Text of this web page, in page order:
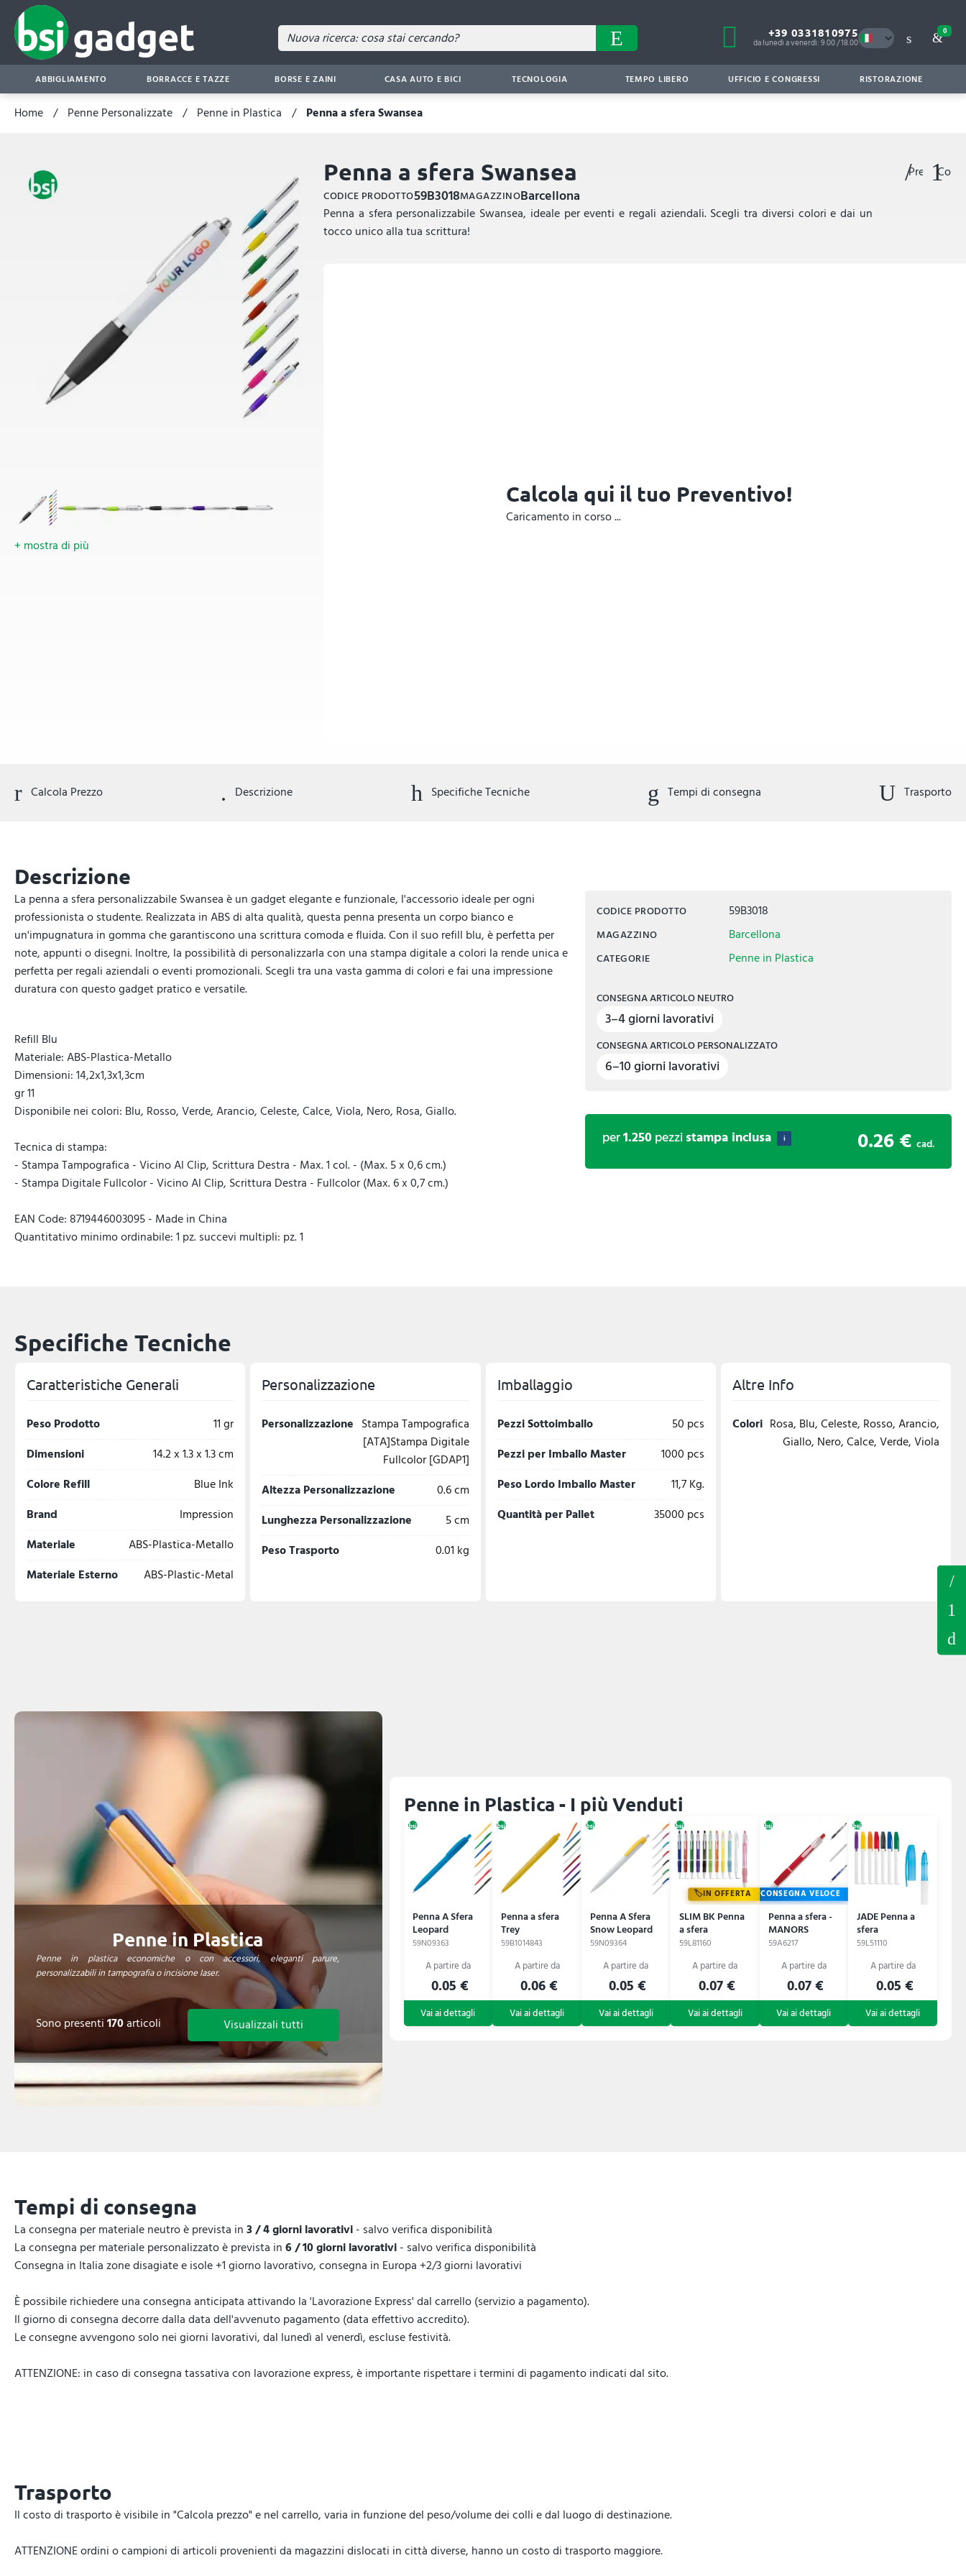
+39 0331810975
da lunedì a venerdì: 9.00 / 18.00
0
ABBIGLIAMENTO BORRACCE E TAZZE BORSE E ZAINI CASA AUTO E BICI TECNOLOGIA TEMPO LIBERO UFFICIO E CONGRESSI RISTORAZIONE
Home Penne Personalizzate Penne in Plastica Penna a sfera Swansea
Penna a sfera Swansea
CODICE PRODOTTO59B3018MAGAZZINOBarcellona
Penna a sfera personalizzabile Swansea, ideale per eventi e regali aziendali. Scegli tra diversi colori e dai un
tocco unico alla tua scrittura!
+ mostra di più
Preferiti
Calcola qui il tuo Preventivo!
Caricamento in corso ...
Calcola Prezzo Descrizione Specifiche Tecniche Tempi di consegna Trasporto
Descrizione
La penna a sfera personalizzabile Swansea è un gadget elegante e funzionale, l'accessorio ideale per ogni
professionista o studente. Realizzata in ABS di alta qualità, questa penna presenta un corpo bianco e
un'impugnatura in gomma che garantiscono una scrittura comoda e fluida. Con il suo refill blu, è perfetta per
note, appunti o disegni. Inoltre, la possibilità di personalizzarla con una stampa digitale a colori la rende unica e
perfetta per regali aziendali o eventi promozionali. Scegli tra una vasta gamma di colori e fai una impressione
duratura con questo gadget pratico e versatile.
Refill Blu
Materiale: ABS-Plastica-Metallo
Dimensioni: 14,2x1,3x1,3cm
gr 11
Disponibile nei colori: Blu, Rosso, Verde, Arancio, Celeste, Calce, Viola, Nero, Rosa, Giallo.
Tecnica di stampa:
- Stampa Tampografica - Vicino Al Clip, Scrittura Destra - Max. 1 col. - (Max. 5 x 0,6 cm.)
- Stampa Digitale Fullcolor - Vicino Al Clip, Scrittura Destra - Fullcolor (Max. 6 x 0,7 cm.)
EAN Code: 8719446003095 - Made in China
Quantitativo minimo ordinabile: 1 pz. succevi multipli: pz. 1
CODICE PRODOTTO 59B3018
MAGAZZINO Barcellona
CATEGORIE Penne in Plastica
CONSEGNA ARTICOLO NEUTRO
3–4 giorni lavorativi
CONSEGNA ARTICOLO PERSONALIZZATO
6–10 giorni lavorativi
per1.250pezzistampa inclusa i 0.26 € cad.
Specifiche Tecniche
Caratteristiche Generali
Peso Prodotto
11 gr
Dimensioni
14.2 x 1.3 x 1.3 cm
Colore Refill
Blue Ink
Brand
Impression
Materiale
ABS-Plastica-Metallo
Materiale Esterno
ABS-Plastic-Metal
Personalizzazione
Personalizzazione Stampa Tampografica
[ATA]Stampa Digitale
Fullcolor [GDAP1]
Altezza Personalizzazione
0.6 cm
Lunghezza Personalizzazione
5 cm
Peso Trasporto
0.01 kg
Imballaggio
Pezzi Sottoimballo
50 pcs
Pezzi per Imballo Master
1000 pcs
Peso Lordo Imballo Master
11,7 Kg.
Quantità per Pallet
35000 pcs
Altre Info
Colori Rosa, Blu, Celeste, Rosso, Arancio,
Giallo, Nero, Calce, Verde, Viola
Penne in Plastica
Penne in plastica economiche o con accessori, eleganti parure,
personalizzabili in tampografia o incisione laser.
Sono presenti170articoli Visualizzali tutti
Penne in Plastica - I più Venduti
Penna A Sfera
Leopard
59N09363
0.05 €
Penna a sfera
Trey
59B1014843
0.06 €
Penna A Sfera
Snow Leopard
59N09364
0.05 €
IN OFFERTA
SLIM BK Penna
a sfera
59L81160
0.07 €
CONSEGNA VELOCE
Penna a sfera -
MANORS
59A6217
0.07 €
JADE Penna a
sfera
59L51110
0.05 €
Tempi di consegna
La consegna per materiale neutro è prevista in3 / 4 giorni lavorativi- salvo verifica disponibilità
La consegna per materiale personalizzato è prevista in6 / 10 giorni lavorativi- salvo verifica disponibilità
Consegna in Italia zone disagiate e isole +1 giorno lavorativo, consegna in Europa +2/3 giorni lavorativi
È possibile richiedere una consegna anticipata attivando la 'Lavorazione Express' dal carrello (servizio a pagamento).
Il giorno di consegna decorre dalla data dell'avvenuto pagamento (data effettivo accredito).
Le consegne avvengono solo nei giorni lavorativi, dal lunedì al venerdì, escluse festività.
ATTENZIONE: in caso di consegna tassativa con lavorazione express, è importante rispettare i termini di pagamento indicati dal sito.
Trasporto
Il costo di trasporto è visibile in "Calcola prezzo" e nel carrello, varia in funzione del peso/volume dei colli e dal luogo di destinazione.
ATTENZIONE ordini o campioni di articoli provenienti da magazzini dislocati in città diverse, hanno un costo di trasporto maggiore.